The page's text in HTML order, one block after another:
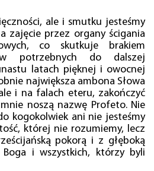
ale i smutku jesteśmy
zajęcie przez organy ścigania
co skutkuje brakiem
potrzebnych do dalszej
latach pięknej i owocnej
największa ambona Słowa
i na falach eteru, zakończyć
noszą nazwę Profeto. Nie
kogokolwiek ani nie jesteśmy
której nie rozumiemy, lecz
pokorą i z głęboką
Boga i wszystkich, którzy byli